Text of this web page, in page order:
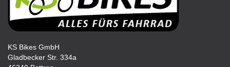
KS Bikes GmbH
Gladbecker Str. 334a